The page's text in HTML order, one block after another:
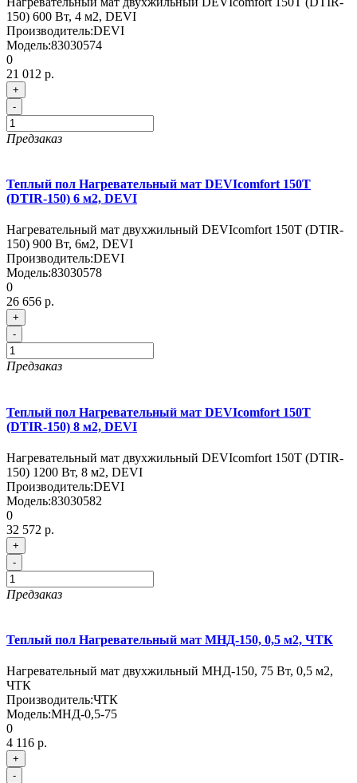
150) 600 Вт, 4 м2, DEVI
Производитель:DEVI
Модель:83030574
0
21 012 р.
+
-
Предзаказ
Теплый пол Нагревательный мат DEVIcomfort 150T
(DTIR-150) 6 м2, DEVI
Нагревательный мат двухжильный DEVIcomfort 150T (DTIR-
150) 900 Вт, 6м2, DEVI
Производитель:DEVI
Модель:83030578
0
26 656 р.
+
-
Предзаказ
Теплый пол Нагревательный мат DEVIcomfort 150T
(DTIR-150) 8 м2, DEVI
Нагревательный мат двухжильный DEVIcomfort 150T (DTIR-
150) 1200 Вт, 8 м2, DEVI
Производитель:DEVI
Модель:83030582
0
32 572 р.
+
-
Предзаказ
Теплый пол Нагревательный мат МНД-150, 0,5 м2, ЧТК
Нагревательный мат двухжильный МНД-150, 75 Вт, 0,5 м2,
ЧТК
Производитель:ЧТК
Модель:МНД-0,5-75
0
4 116 р.
+
-